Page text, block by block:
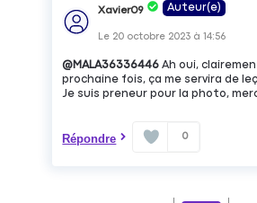
Xavier09 Auteur(e)
Le 20 octobre 2023 à14:56
@MALA36336446Ah oui,
prochaine fois, ça me servira de
Je suis preneur pour la photo,
Répondre 0